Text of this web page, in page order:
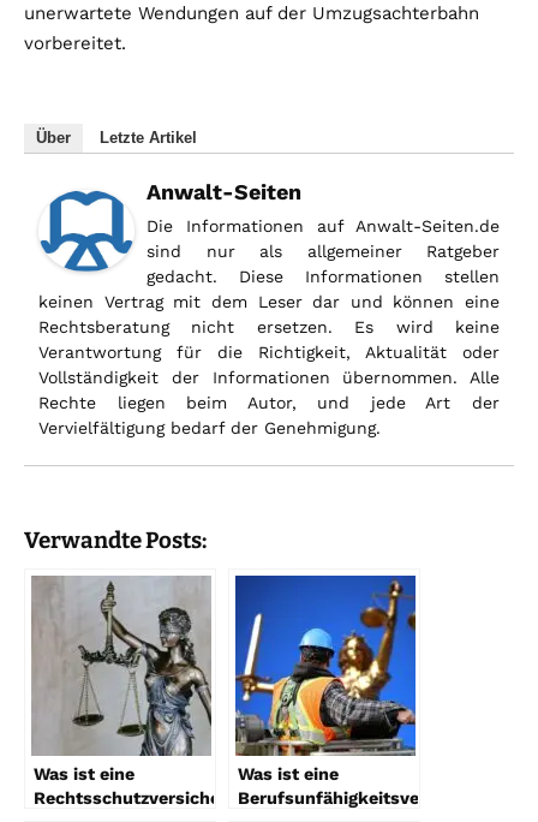
unerwartete Wendungen auf der Umzugsachterbahn
vorbereitet.
Über Letzte Artikel
Anwalt-Seiten
Die Informationen auf Anwalt-Seiten.de
sind nur als allgemeiner Ratgeber
gedacht. Diese Informationen stellen
keinen Vertrag mit dem Leser dar und können eine
Rechtsberatung nicht ersetzen. Es wird keine
Verantwortung für die Richtigkeit, Aktualität oder
Vollständigkeit der Informationen übernommen. Alle
Rechte liegen beim Autor, und jede Art der
Vervielfältigung bedarf der Genehmigung.
Verwandte Posts:
Was ist eine
Rechtsschutzversicherung?
Was ist eine
Berufsunfähigkeitsversicherung?